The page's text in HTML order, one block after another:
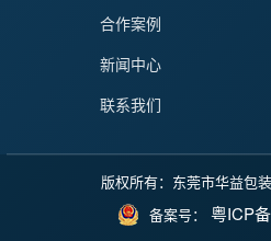
合作案例
新闻中心
联系我们
版权所有：东莞市华益包
备案号： 粤ICP